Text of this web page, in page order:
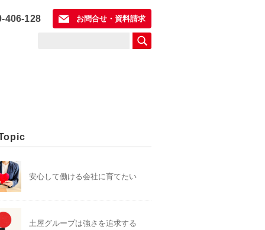
406-128 お問合せ・資料請求
安心して働ける会社に育てたい
土屋グループは強さを追求する